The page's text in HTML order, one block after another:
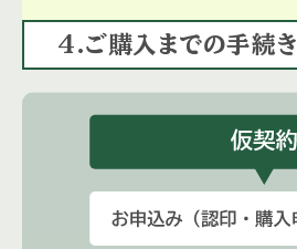
4.ご購入までの手続き